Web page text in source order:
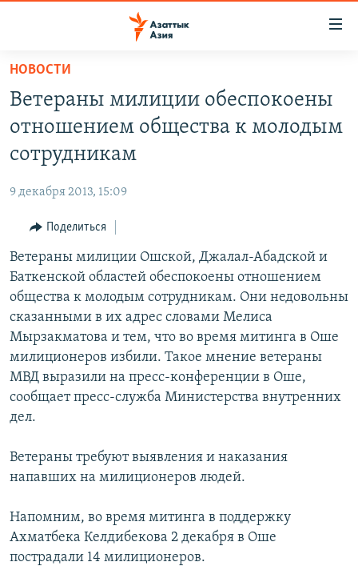
Вернуться
основному
содержанию
главной
навигации
Вернутся
поиску
КАЗАХСТАН
ТАДЖИКИСТАН
НОВОСТИ
ҚАЗАҚША
КЫРГЫЗЧА
ЎЗБЕКЧА
TÜRKMENÇE
НОВОСТИ
Ветераны милиции обеспокоены
отношением общества к молодым
сотрудникам
9 декабря 2013, 15:09
Поделиться
Ветераны милиции Ошской, Джалал-Абадской и
Баткенской областей обеспокоены отношением
общества к молодым сотрудникам. Они недовольны
сказанными в их адрес словами Мелиса
Мырзакматова и тем, что во время митинга в Оше
милиционеров избили. Такое мнение ветераны
МВД выразили на пресс-конференции в Оше,
сообщает пресс-служба Министерства внутренних
дел.
Ветераны требуют выявления и наказания
напавших на милиционеров людей.
Напомним, во время митинга в поддержку
Ахматбека Келдибекова 2 декабря в Оше
пострадали 14 милиционеров.